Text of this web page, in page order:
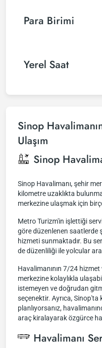
Para Birimi
Yerel Saat
Sinop
Ulaşım
Sinop
Sinop Havalimanı, şehir
kilometre uzaklıkta
merkezine ulaşmak için
Metro Turizm'in işlettiği
göre düzenlenen saatlerde
hizmeti sunmaktadır. Bu
de düzenliliği ile yolcular
Havalimanının 7/24
merkezine kolaylıkla
istemeyen ve doğrudan
seçenektir. Ayrıca,
planlıyorsanız,
araç kiralayarak özgürce
Havalimanı